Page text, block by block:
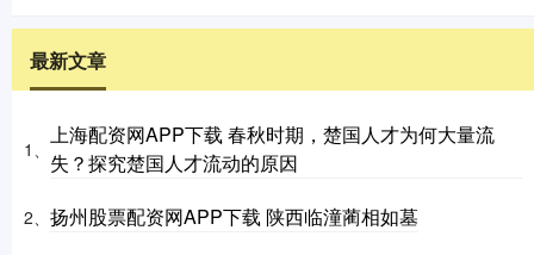
最新文章
1、
上海配资网APP下载 春秋时期，楚国人才为何大量流
失？探究楚国人才流动的原因
2、 扬州股票配资网APP下载 陕西临潼蔺相如墓